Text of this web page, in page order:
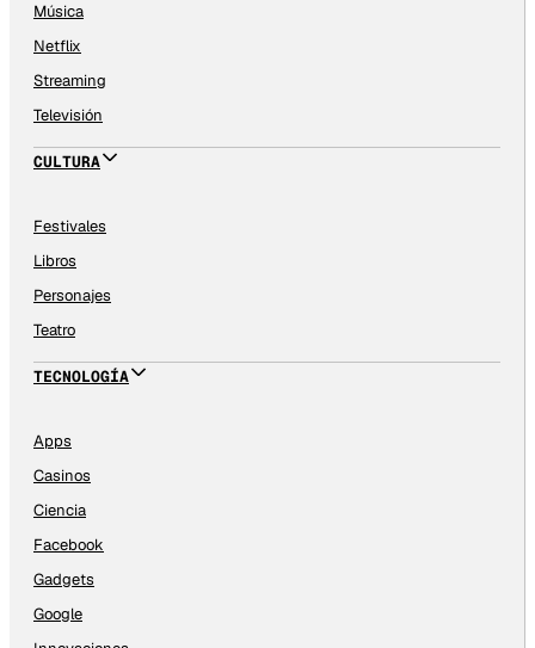
Música
Netflix
Streaming
Televisión
CULTURA
Festivales
Libros
Personajes
Teatro
TECNOLOGÍA
Apps
Casinos
Ciencia
Facebook
Gadgets
Google